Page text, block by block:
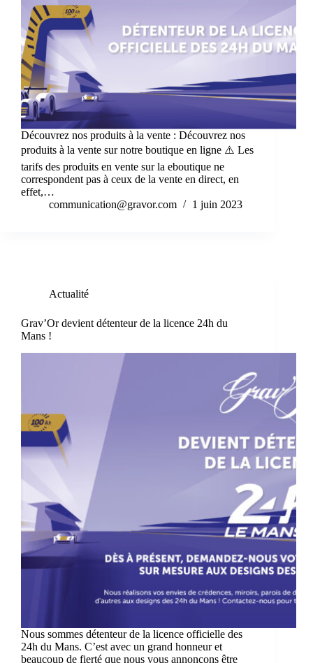
Découvrez nos produits à la vente : Découvrez nos
produits à la vente sur notre boutique en ligne ⚠️ Les
tarifs des produits en vente sur la eboutique ne
correspondent pas à ceux de la vente en direct, en
effet,…
communication@gravor.com
1 juin 2023
Actualité
Grav’Or devient détenteur de la licence 24h du
Mans !
Nous sommes détenteur de la licence officielle des
24h du Mans. C’est avec un grand honneur et
beaucoup de fierté que nous vous annonçons être